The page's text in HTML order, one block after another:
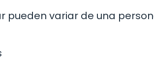
pueden variar de una